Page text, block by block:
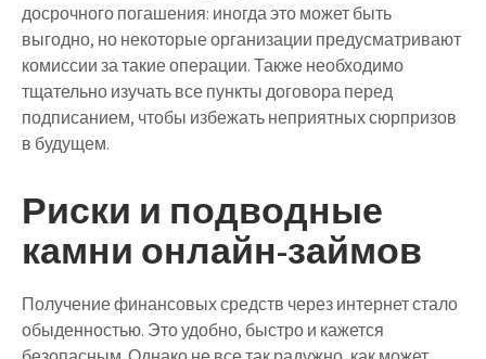
досрочного погашения: иногда это может быть
выгодно, но некоторые организации предусматривают
комиссии за такие операции. Также необходимо
тщательно изучать все пункты договора перед
подписанием, чтобы избежать неприятных сюрпризов
в будущем.
Риски и подводные
камни онлайн-займов
Получение финансовых средств через интернет стало
обыденностью. Это удобно, быстро и кажется